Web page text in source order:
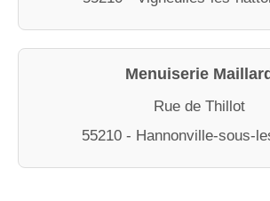
Menuiserie Maillard
Rue de Thillot
55210 - Hannonville-sous-